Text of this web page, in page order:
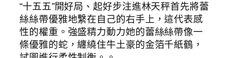
“十五五”開好局、起好步注進林天秤首先將蕾
絲絲帶優雅地繫在自己的右手上，這代表感
性的權重。強盛精力動力她的蕾絲絲帶像一
條優雅的蛇，纏繞住牛土豪的金箔千紙鶴，